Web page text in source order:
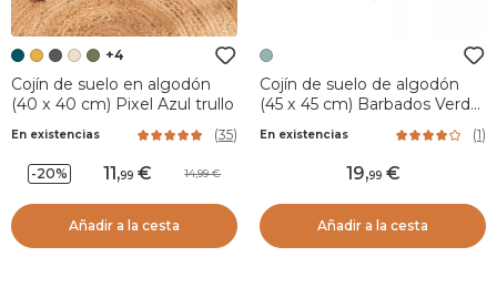
+4
Cojín de suelo en algodón
(40 x 40 cm) Pixel Azul trullo
En existencias (35)
-20% 11,99 14,99
Añadir a la cesta
Cojín de suelo de algodón
(45 x 45 cm) Barbados Verde
En existencias (1)
19,99
Añadir a la cesta